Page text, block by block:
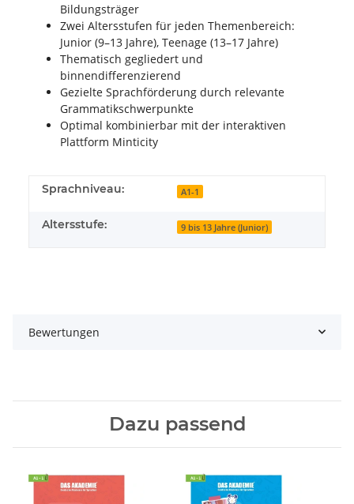
Bildungsträger
Zwei Altersstufen für jeden Themenbereich:
Junior (9–13 Jahre), Teenage (13–17 Jahre)
Thematisch gegliedert und
binnendifferenzierend
Gezielte Sprachförderung durch relevante
Grammatikschwerpunkte
Optimal kombinierbar mit der interaktiven
Plattform Minticity
Sprachniveau: A1-1
Altersstufe: 9 bis 13 Jahre (Junior)
Bewertungen
Dazu passend